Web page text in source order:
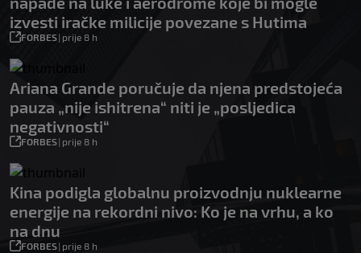
izvesti iračke milicije povezane s Hutima
FORBES| prije 8 h
Ariana Grande poručuje da njena predstojeća
pauza „nije ishitrena“ niti je „posljedica
negativnosti“
FORBES| prije 8 h
Kina podigla globalnu proizvodnju nuklearne
energije na rekordni nivo: Ko je na vrhu, a ko
na dnu
FORBES| prije 8 h